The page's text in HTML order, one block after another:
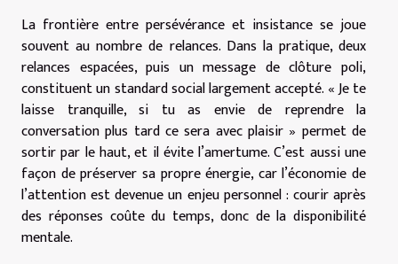
La frontière entre persévérance et insistance se joue
souvent au nombre de relances. Dans la pratique, deux
relances espacées, puis un message de clôture poli,
constituent un standard social largement accepté. « Je te
laisse tranquille, si tu as envie de reprendre la
conversation plus tard ce sera avec plaisir » permet de
sortir par le haut, et il évite l’amertume. C’est aussi une
façon de préserver sa propre énergie, car l’économie de
l’attention est devenue un enjeu personnel : courir après
des réponses coûte du temps, donc de la disponibilité
mentale.